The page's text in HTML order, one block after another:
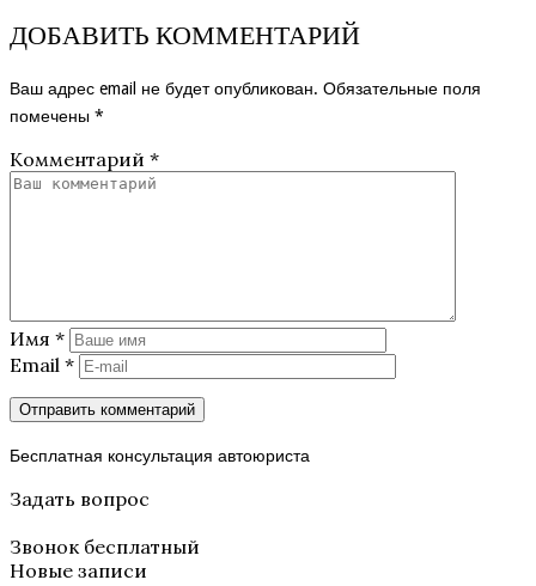
ДОБАВИТЬ КОММЕНТАРИЙ
Ваш адрес email не будет опубликован. Обязательные поля
помечены *
Комментарий *
Имя *
Email *
Бесплатная консультация автоюриста
Задать вопрос
Звонок бесплатный
Новые записи